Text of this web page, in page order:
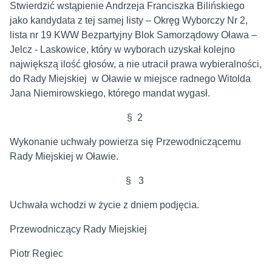
Stwierdzić wstąpienie Andrzeja Franciszka Bilińskiego
jako kandydata z tej samej listy – Okręg Wyborczy Nr 2,
lista nr 19 KWW Bezpartyjny Blok Samorządowy Oława –
Jelcz - Laskowice, który w wyborach uzyskał kolejno
największą ilość głosów, a nie utracił prawa wybieralności,
do Rady Miejskiej w Oławie w miejsce radnego Witolda
Jana Niemirowskiego, którego mandat wygasł.
§ 2
Wykonanie uchwały powierza się Przewodniczącemu
Rady Miejskiej w Oławie.
§ 3
Uchwała wchodzi w życie z dniem podjęcia.
Przewodniczący Rady Miejskiej
Piotr Regiec